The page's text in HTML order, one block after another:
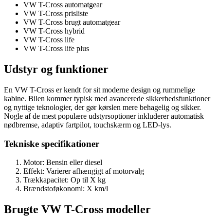
VW T-Cross automatgear
VW T-Cross prisliste
VW T-Cross brugt automatgear
VW T-Cross hybrid
VW T-Cross life
VW T-Cross life plus
Udstyr og funktioner
En VW T-Cross er kendt for sit moderne design og rummelige
kabine. Bilen kommer typisk med avancerede sikkerhedsfunktioner
og nyttige teknologier, der gør kørslen mere behagelig og sikker.
Nogle af de mest populære udstyrsoptioner inkluderer automatisk
nødbremse, adaptiv fartpilot, touchskærm og LED-lys.
Tekniske specifikationer
Motor: Bensin eller diesel
Effekt: Varierer afhængigt af motorvalg
Trækkapacitet: Op til X kg
Brændstoføkonomi: X km/l
Brugte VW T-Cross modeller